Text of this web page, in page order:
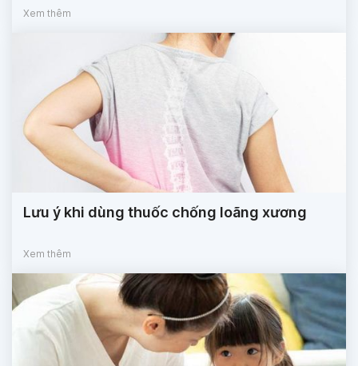
Xem thêm
Lưu ý khi dùng thuốc chống loãng xương
Xem thêm